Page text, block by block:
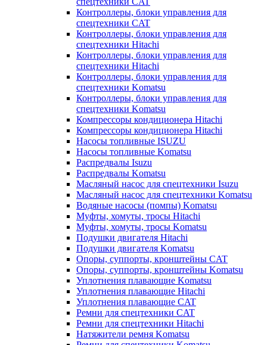
Контроллеры, блоки управления для
спецтехники CAT
Контроллеры, блоки управления для
спецтехники Hitachi
Контроллеры, блоки управления для
спецтехники Hitachi
Контроллеры, блоки управления для
спецтехники Komatsu
Контроллеры, блоки управления для
спецтехники Komatsu
Компрессоры кондиционера Hitachi
Компрессоры кондиционера Hitachi
Насосы топливные ISUZU
Насосы топливные Komatsu
Распредвалы Isuzu
Распредвалы Komatsu
Масляный насос для спецтехники Isuzu
Масляный насос для спецтехники Komatsu
Водяные насосы (помпы) Komatsu
Муфты, хомуты, тросы Hitachi
Муфты, хомуты, тросы Komatsu
Подушки двигателя Hitachi
Подушки двигателя Komatsu
Опоры, суппорты, кронштейны CAT
Опоры, суппорты, кронштейны Komatsu
Уплотнения плавающие Komatsu
Уплотнения плавающие Hitachi
Уплотнения плавающие CAT
Ремни для спецтехники CAT
Ремни для спецтехники Hitachi
Натяжители ремня Komatsu